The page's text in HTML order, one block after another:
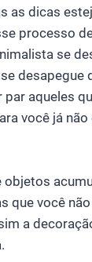
as dicas
processo
se
desapegue
par aqueles
você já
objetos
que você
a